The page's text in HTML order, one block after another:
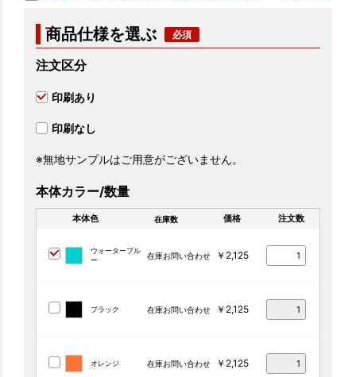
商品仕様を選ぶ
注文区分
印刷あり
印刷なし
※無地サンプルはご用意がございません。
本体カラー/数量
本体色 在庫数 価格 注文数
ウォーターブル
ー
在庫お問い合わせ ￥2,125
ブラック 在庫お問い合わせ ￥2,125
オレンジ 在庫お問い合わせ ￥2,125